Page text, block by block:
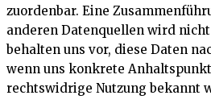
zuordenbar. Eine
anderen Datenquellen wird
behalten uns vor, diese Daten
wenn uns konkrete
rechtswidrige Nutzung bekannt